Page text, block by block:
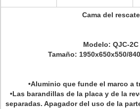
Cama del rescate
Modelo: QJC-2C
Tamaño: 1950x650x550/
•Aluminio que funde el marco a
•Las barandillas de la placa y de la
separadas. Apagador del uso de la